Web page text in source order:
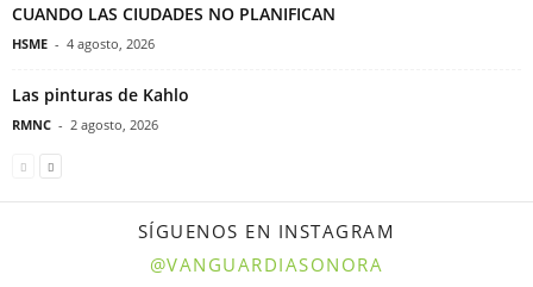
CUANDO LAS CIUDADES NO PLANIFICAN
HSME - 4 agosto, 2026
Las pinturas de Kahlo
RMNC - 2 agosto, 2026
SÍGUENOS EN INSTAGRAM
@VANGUARDIASONORA